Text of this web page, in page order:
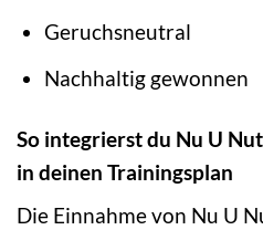
Geruchsneutral
Nachhaltig gewonnen
So integrierst du Nu U
in deinen Trainingsplan
Die Einnahme von Nu U